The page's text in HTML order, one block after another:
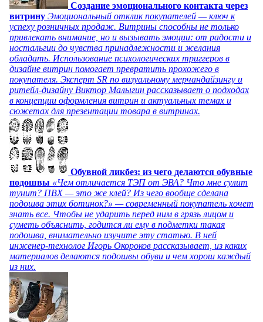
Создание эмоционального контакта через
витрину Эмоциональный отклик покупателей — ключ к
успеху розничных продаж. Витрины способны не только
привлекать внимание, но и вызывать эмоции: от радости и
ностальгии до чувства принадлежности и желания
обладать. Использование психологических триггеров в
дизайне витрин помогает превратить прохожего в
покупателя. Эксперт SR по визуальному мерчандайзингу и
ритейл-дизайну Виктор Малыгин рассказывает о подходах
в концепции оформления витрин и актуальных темах и
сюжетах для презентации товара в витринах.
Обувной ликбез: из чего делаются обувные
подошвы «Чем отличается ТЭП от ЭВА? Что мне сулит
тунит? ПВХ — это же клей? Из чего вообще сделана
подошва этих ботинок?» — современный покупатель хочет
знать все. Чтобы не ударить перед ним в грязь лицом и
суметь объяснить, годится ли ему в подметки такая
подошва, внимательно изучите эту статью. В ней
инженер-технолог Игорь Окороков рассказывает, из каких
материалов делаются подошвы обуви и чем хорош каждый
из них.